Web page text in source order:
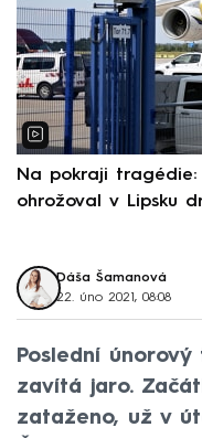
Na pokraji tragédie:
ohrožoval v Lipsku
Dáša Šamanová
22. úno 2021, 08:08
Poslední
zavítá jaro.
zataženo, už v